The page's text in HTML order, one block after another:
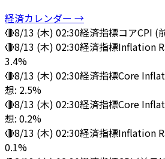
経済カレンダー →
🔴8/13 (木) 02:30経済指標コアCPI (
🔴8/13 (木) 02:30経済指標Inflation
3.4%
🔴8/13 (木) 02:30経済指標Core
想: 2.5%
🔴8/13 (木) 02:30経済指標Core
想: 0.2%
🔴8/13 (木) 02:30経済指標Inflation
0.1%